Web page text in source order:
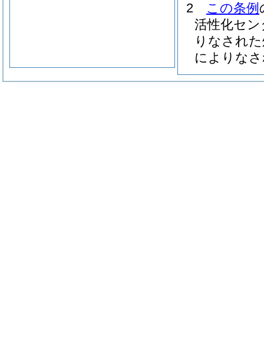
2
この条例
活性化セ
りなされ
によりな